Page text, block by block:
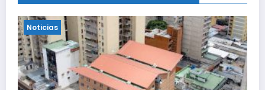
Noticias